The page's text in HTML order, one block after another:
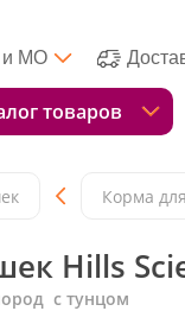
и МО
товаров
Корма
Hills
с тунцом